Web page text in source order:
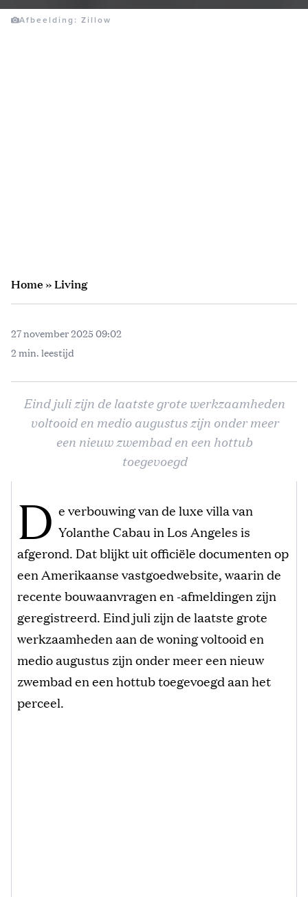
Afbeelding: Zillow
Home»Living
27 november 2025 09:02
2 min. leestijd
Eind juli zijn de laatste grote werkzaamheden
voltooid en medio augustus zijn onder meer
een nieuw zwembad en een hottub
toegevoegd
D e verbouwing van de luxe villa van
Yolanthe Cabau in Los Angeles is
afgerond. Dat blijkt uit officiële documenten op
een Amerikaanse vastgoedwebsite, waarin de
recente bouwaanvragen en -afmeldingen zijn
geregistreerd. Eind juli zijn de laatste grote
werkzaamheden aan de woning voltooid en
medio augustus zijn onder meer een nieuw
zwembad en een hottub toegevoegd aan het
perceel.